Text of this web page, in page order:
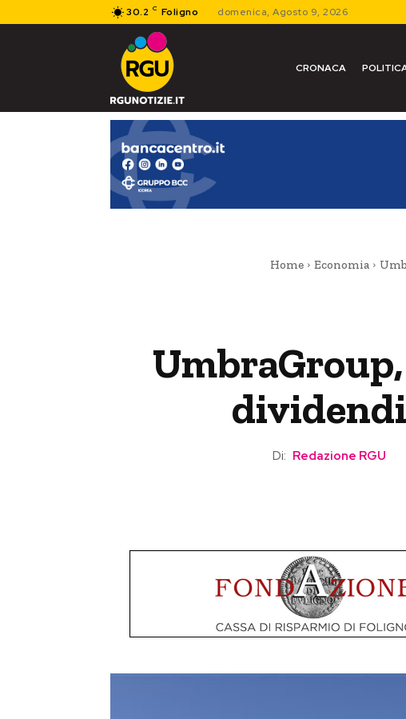
30.2 C Foligno domenica, Agosto 9, 2026
CRONACA
Home Economia
Di: Redazione RGU